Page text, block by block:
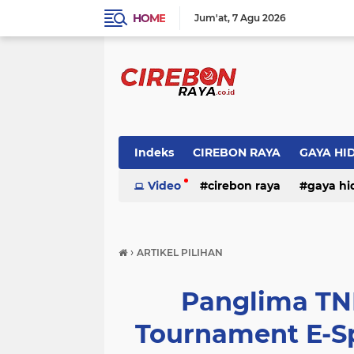
HOME Jum'at 7 Agu 2026
Indeks CIREBON RAYA GAYA
Video cirebon raya gaya
› ARTIKEL PILIHAN
Panglima
Tournament E-